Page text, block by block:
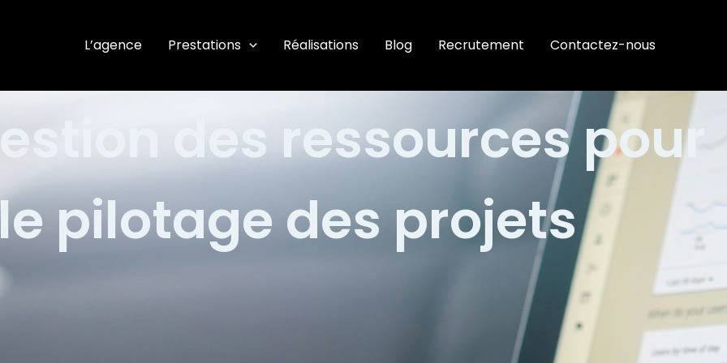
L’agence Prestations Réalisations Blog Recrutement Contactez-nous
des ressources pour
pilotage des projets